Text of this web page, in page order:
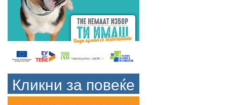
Кликни за повеќе